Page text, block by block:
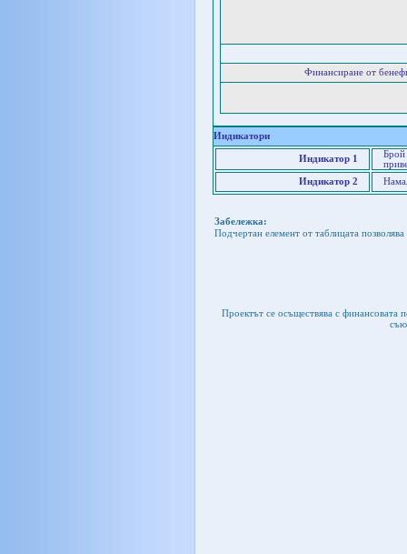
Финансиране от
Индикатори
Индикатор 1
Брой
Индикатор 2
Забележка:
Подчертан елемент от таблицата
Проектът се осъществява с финансовата